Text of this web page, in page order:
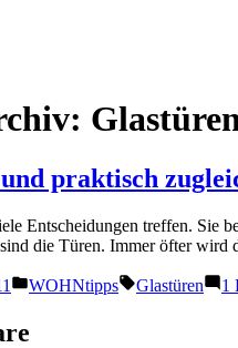
praktisch
Entscheidungen treffen. Sie
die Türen. Immer öfter
Veröffentlicht
WOHNtipps Schlagwörter:
Glastüren 1